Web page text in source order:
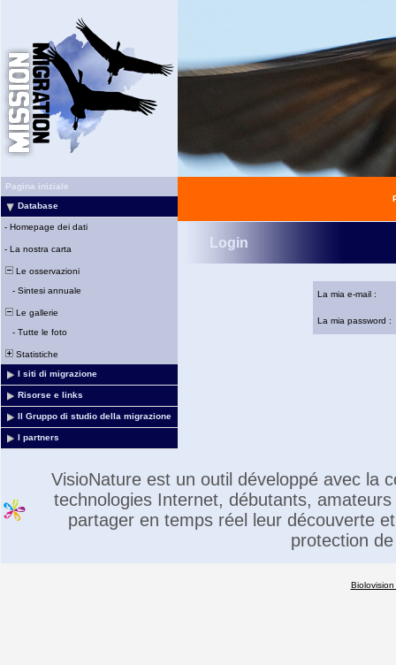
Pagina iniziale
Database
- Homepage dei dati
- La nostra carta
Le osservazioni
- Sintesi annuale
Le gallerie
- Tutte le foto
Statistiche
I siti di migrazione
Risorse e links
Il Gruppo di studio della migrazione
I partners
Login
La mia e-mail :
La mia password :
VisioNature est un outil développé avec la
technologies Internet, débutants,
partager en temps réel leur découverte
protection
Biolovision